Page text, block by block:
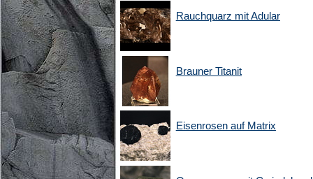
Rauchquarz mit Adular
Brauner Titanit
Eisenrosen auf Matrix